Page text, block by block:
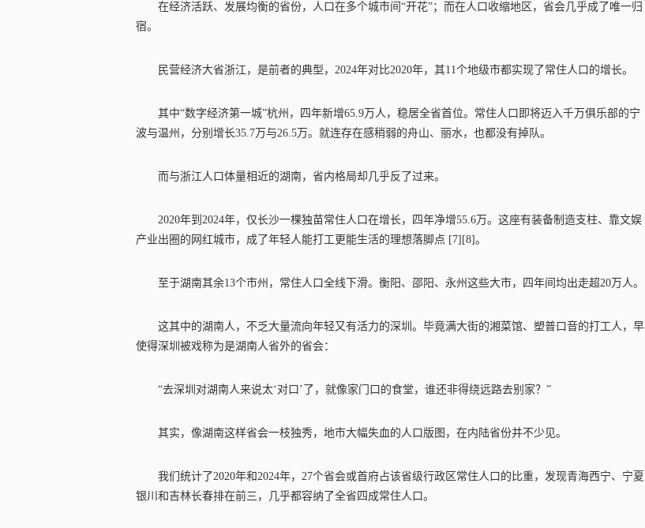
在经济活跃、发展均衡的省份，人口在多个城市间“开花”；而在人口收缩地区，省会几乎成了唯一归
宿。
民营经济大省浙江，是前者的典型，2024年对比2020年，其11个地级市都实现了常住人口的增长。
其中“数字经济第一城”杭州，四年新增65.9万人，稳居全省首位。常住人口即将迈入千万俱乐部的宁
波与温州，分别增长35.7万与26.5万。就连存在感稍弱的舟山、丽水，也都没有掉队。
而与浙江人口体量相近的湖南，省内格局却几乎反了过来。
2020年到2024年，仅长沙一棵独苗常住人口在增长，四年净增55.6万。这座有装备制造支柱、靠文娱
产业出圈的网红城市，成了年轻人能打工更能生活的理想落脚点 [7][8]。
至于湖南其余13个市州，常住人口全线下滑。衡阳、邵阳、永州这些大市，四年间均出走超20万人。
这其中的湖南人，不乏大量流向年轻又有活力的深圳。毕竟满大街的湘菜馆、塑普口音的打工人，早
使得深圳被戏称为是湖南人省外的省会：
“去深圳对湖南人来说太‘对口’了，就像家门口的食堂，谁还非得绕远路去别家？”
其实，像湖南这样省会一枝独秀，地市大幅失血的人口版图，在内陆省份并不少见。
我们统计了2020年和2024年，27个省会或首府占该省级行政区常住人口的比重，发现青海西宁、宁夏
银川和吉林长春排在前三，几乎都容纳了全省四成常住人口。